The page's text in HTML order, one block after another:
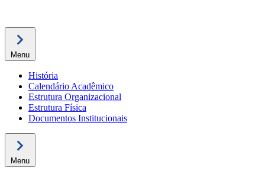
Menu
História
Calendário Acadêmico
Estrutura Organizacional
Estrutura Física
Documentos Institucionais
Menu